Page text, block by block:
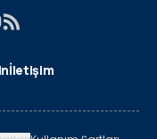
İletişim